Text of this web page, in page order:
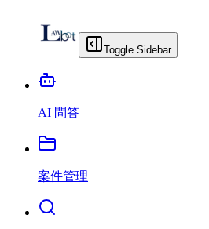
Toggle Sidebar
AI 問答
案件管理